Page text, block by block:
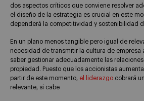
dos aspectos críticos que conviene resolver
el diseño de la estrategia es crucial en este
dependerá la competitividad y sostenibilidad
En un plano menos tangible pero igual de
necesidad de transmitir la cultura de empresa
saber gestionar adecuadamente las
propiedad. Puesto que los accionistas
partir de este momento, el liderazgo cobrará
relevante, si cabe